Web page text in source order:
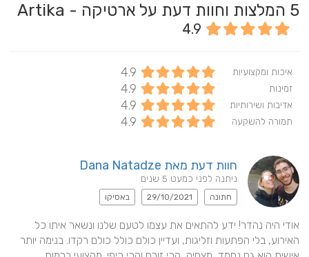
5 המלצות וחוות דעת על ארטיקה - Artika
4.9
איכות ומקצועיות 4.9
זמינות 4.9
אדיבות ושירותיות 4.9
תמורה להשקעה 4.9
חוות דעת מאת Dana Natadze
ניתנה לפני כמעט 5 שנים
חתונה 29/10/2021 באסיקו